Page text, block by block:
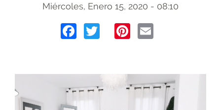
Miércoles, Enero 15, 2020 - 08:10
Facebook
TwitterPinterest
Email